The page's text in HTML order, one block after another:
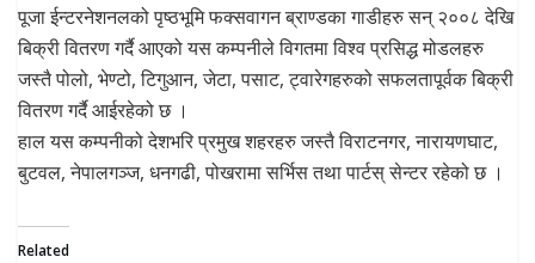
पूजा ईन्टरनेशनलको पृष्ठभूमि फक्सवागन ब्राण्डका गाडीहरु सन् २००८ देखि
बिक्री वितरण गर्दै आएको यस कम्पनीले विगतमा विश्व प्रसिद्ध मोडलहरु
जस्तै पोलो, भेण्टो, टिगुआन, जेटा, पसाट, ट्वारेगहरुको सफलतापूर्वक बिक्री
वितरण गर्दै आईरहेको छ ।
हाल यस कम्पनीको देशभरि प्रमुख शहरहरु जस्तै विराटनगर, नारायणघाट,
बुटवल, नेपालगञ्ज, धनगढी, पोखरामा सर्भिस तथा पार्टस् सेन्टर रहेको छ ।
Related